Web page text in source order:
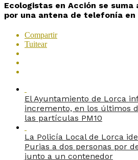
Ecologistas en Acción se suma
por una antena de telefonía en
Compartir
Tuitear
El Ayuntamiento de Lorca
incremento, en los últimos
las partículas PM10
La Policía Local de Lorca
Purias a dos personas por
junto a un contenedor